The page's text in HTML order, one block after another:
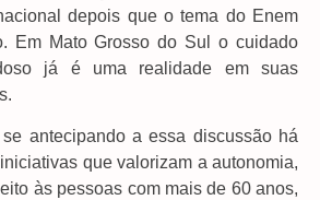
depois que o tema do Enem
Em Mato Grosso do Sul o cuidado
já é uma realidade em suas
antecipando a essa discussão há
que valorizam a autonomia,
às pessoas com mais de 60 anos,